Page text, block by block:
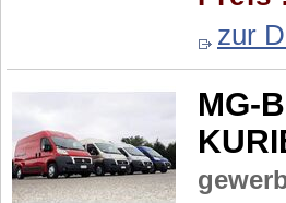
zur
MG-